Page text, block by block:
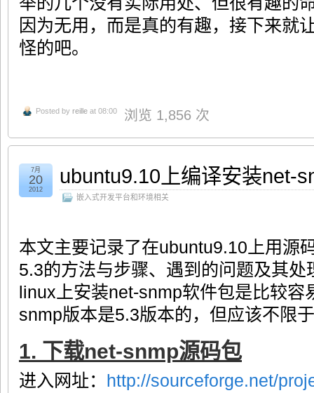
因为无用，而是真的有趣，接下来就
怪的吧。
Posted by reille at 08:00 浏览 1,856 次
ubuntu9.10上编译安装net-
嵌入式开发平台和环境相关
7月
20
2012
本文主要记录了在ubuntu9.10上用源
5.3的方法与步骤、遇到的问题及其
linux上安装net-snmp软件包是比较容
snmp版本是5.3版本的，但应该不限
1. 下载net-snmp源码包
进入网址： http://sourceforge.net/